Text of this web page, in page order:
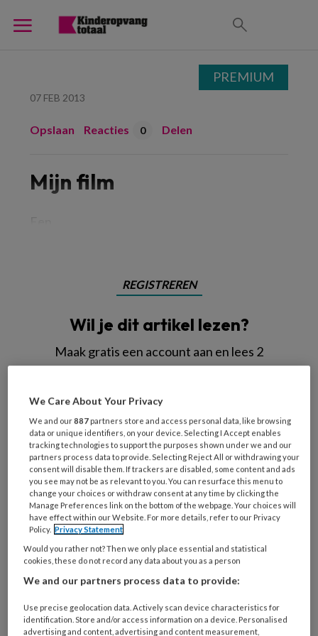
07 FEB 2013
Opslaan Reacties 0 Delen
Mijn film
REGISTREREN
Wil je dit artikel lezen?
Maak gratis een account aan en lees 2
artikelen gratis per maand
Al een account of abonnement?
Wat
is
je
e-
mailadres?
* *
Kies
je
wachtwoord*
Kies
je
Bij
PREMIUM
We Care About Your Privacy
We and our887 partners store and access personal data, like browsing
data or unique identifiers, on your device. Selecting I Accept enables
tracking technologies to support the purposes shown under we and our
partners process data to provide. Selecting Reject All or withdrawing your
consent will disable them. If trackers are disabled, some content and ads
you see may not be as relevant to you. You can resurface this menu to
change your choices or withdraw consent at any time by clicking the
Manage Preferences link on the bottom of the webpage. Your choices will
have effect within our Website. For more details, refer to our Privacy
Policy. Privacy Statement
Would you rather not? Then we only place essential and statistical
cookies, these do not record any data about you as a person
We and our partners process data to provide:
Use precise geolocation data. Actively scan device characteristics for
identification. Store and/or access information on a device. Personalised
advertising and content, advertising and content measurement,